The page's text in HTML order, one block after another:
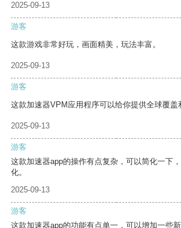
2025-09-13
游客
这款游戏非常好玩，画面精美，玩法丰富。
2025-09-13
游客
这款加速器VPM应用程序可以给你提供全球覆盖
2025-09-13
游客
这款加速器app的操作有点复杂，可以简化一下
化。
2025-09-13
游客
这款加速器app的功能有点单一，可以增加一些